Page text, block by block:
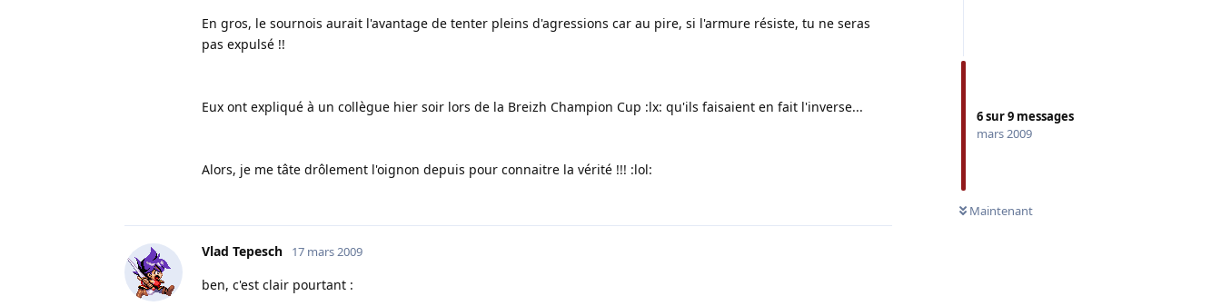
6sur9 messages
mars 2009
Maintenant
En gros, le sournois aurait l'avantage de tenter pleins d'agressions car au pire, si l'armure résiste, tu ne seras
pas expulsé !!
Eux ont expliqué à un collègue hier soir lors de la Breizh Champion Cup :lx: qu'ils faisaient en fait l'inverse...
Alors, je me tâte drôlement l'oignon depuis pour connaitre la vérité !!! :lol:
Vlad Tepesch 17 mars 2009
ben, c'est clair pourtant :